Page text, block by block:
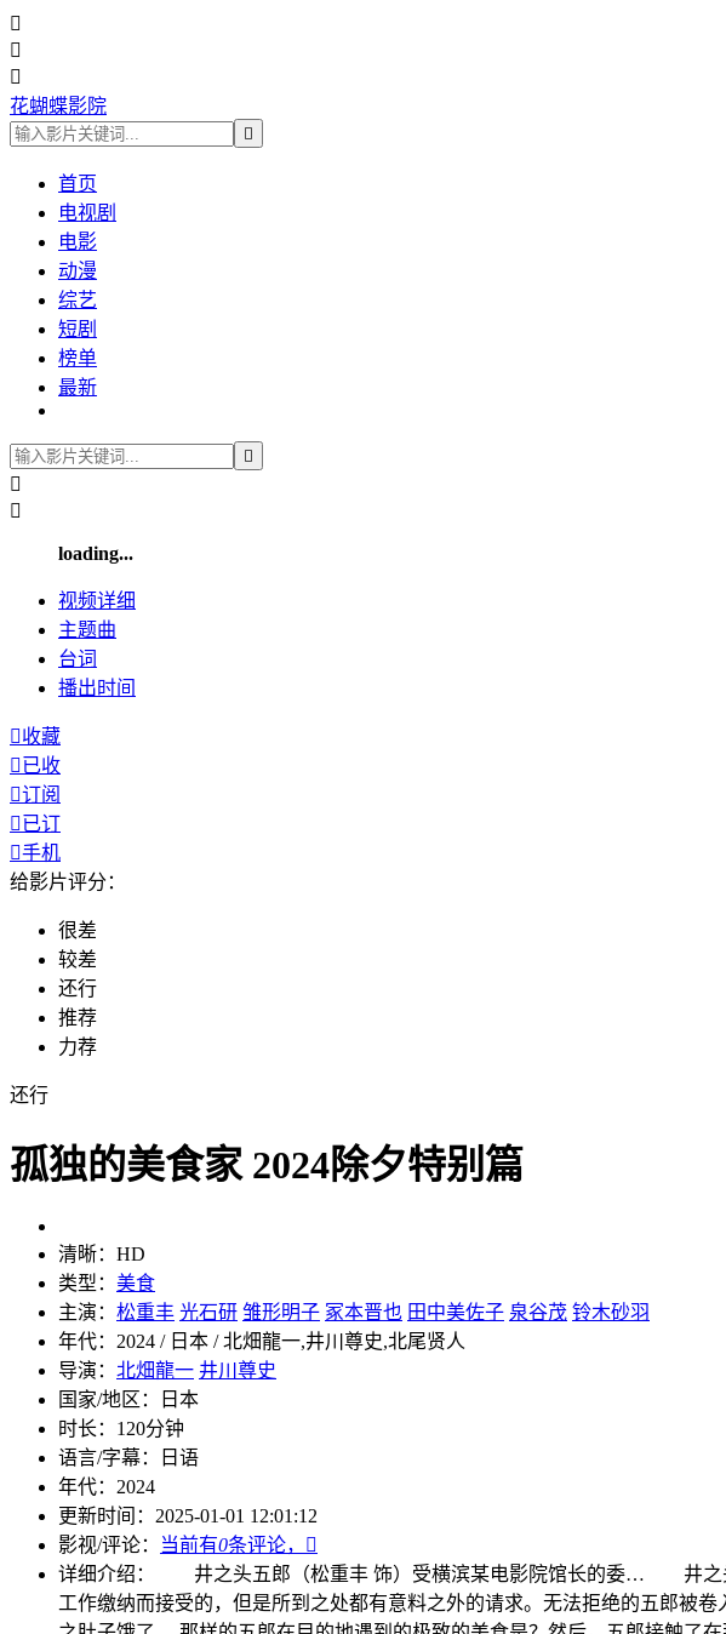



花蝴蝶影院

首页
电视剧
电影
动漫
综艺
短剧
榜单
最新



loading...
视频详细
主题曲
台词
播出时间
收藏
已收
订阅
已订
手机
给影片评分：
很差
较差
还行
推荐
力荐
还行
孤独的美食家 2024除夕特别篇
清晰： HD
类型： 美食
主演： 松重丰 光石研 雏形明子 冢本晋也 田中美佐子 泉谷茂 铃木砂羽
年代： 2024 / 日本 / 北畑龍一,井川尊史,北尾贤人
导演： 北畑龍一 井川尊史
国家/地区：
日本
时长： 120分钟
语言/字幕：
日语
年代： 2024
更新时间： 2025-01-01 12:01:12
影视/评论：
当前有0条评论，

详细介绍：
井之头五郎（松重丰 饰）受横滨某电影院馆长的委… 井之头
工作缴纳而接受的，但是所到之处都有意料之外的请求。无法拒绝的五郎被